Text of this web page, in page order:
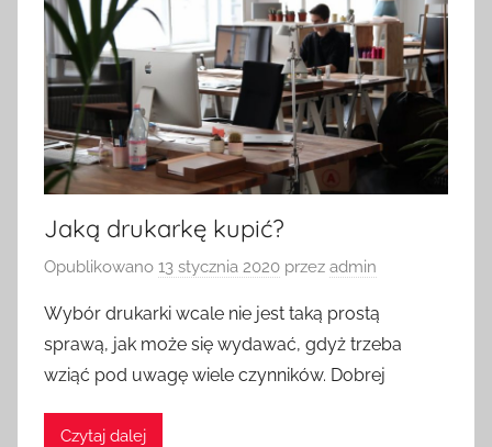
Jaką drukarkę kupić?
Opublikowano 13 stycznia 2020 przez admin
Wybór drukarki wcale nie jest taką prostą
sprawą, jak może się wydawać, gdyż trzeba
wziąć pod uwagę wiele czynników. Dobrej
Czytaj dalej